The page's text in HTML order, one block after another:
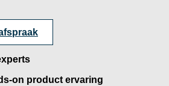
on product ervaring